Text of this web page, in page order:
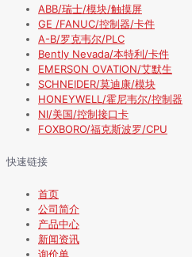
ABB/瑞士/模块/触摸屏
GE /FANUC/控制器/卡件
A-B/罗克韦尔/PLC
Bently Nevada/本特利/卡件
EMERSON OVATION/艾默生
SCHNEIDER/莫迪康/模块
HONEYWELL/霍尼韦尔/控制器
NI/美国/控制接口卡
FOXBORO/福克斯波罗/CPU
快速链接
首页
公司简介
产品中心
新闻资讯
询价单